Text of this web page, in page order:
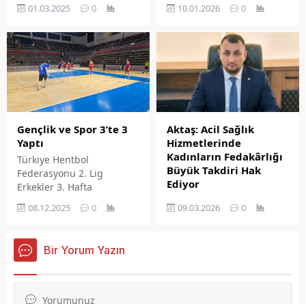
fiyatlı ekmeklerin yanı sıra
vazgeçilmezi pideyi de 7
TL'den vatandaşın
sofrasına ulaştıracak.
01.03.2025 0
kuruldu. Zülfü Bal, basın
kalıcı çözümler üretmek
amacıyla yola çıktıklarını
söyledi.
10.01.2026 0
Gençlik ve Spor 3’te 3
Yaptı
Türkiye Hentbol
Federasyonu 2. Lig
Erkekler 3. Hafta
karşılaşmaları
kapsamında 7 Aralık 2025
oynanan mücadelede
Elazığ Gençlik Spor
bir skorla mağlup ederek
08.12.2025 0
Aktaş: Acil Sağlık
Hizmetlerinde
Kadınların Fedakârlığı
Büyük Takdiri Hak
Ediyor
Parmed Elazığ İl Başkanı
Metin Aktaş, 8 Mart Dünya
09.03.2026 0
Bir Yorum Yazın